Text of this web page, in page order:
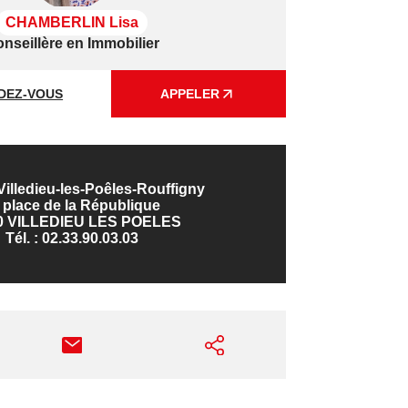
CHAMBERLIN Lisa
en Immobilier
APPELER
VOUS
les-Poêles-Rouffigny
place de la République
VILLEDIEU LES POELES
Tél. : 02.33.90.03.03